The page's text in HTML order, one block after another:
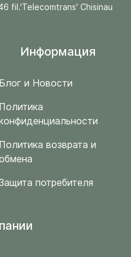
fil.'Telecomtrans' Chisinau
Информация
Блог и Новости
Политика
Политика возврата и
потребителя